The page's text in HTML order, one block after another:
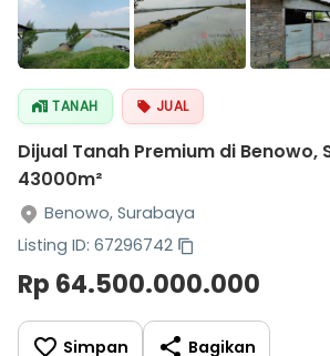
TANAH JUAL
Dijual Tanah Premium di Benowo,
43000m²
Benowo, Surabaya
Listing ID: 67296742
Rp 64.500.000.000
Simpan Bagikan